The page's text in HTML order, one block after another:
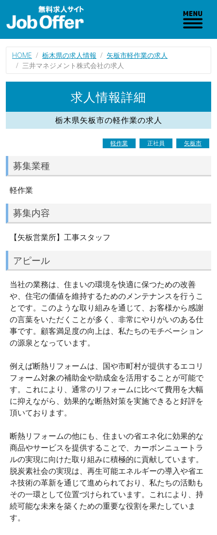
HOME 栃木県の求人情報
矢板市軽作業の求人
三井マネジメント株式会社の求人
求人情報詳細
栃木県矢板市の軽作業の求人
軽作業 正社員 矢板市
募集業種
軽作業
募集内容
【矢板営業所】工事スタッフ
アピール
当社の業務は、住まいの環境を快適に保つための改善
や、住宅の価値を維持するためのメンテナンスを行うこ
とです。このような取り組みを通じて、お客様から感謝
の言葉をいただくことが多く、非常にやりがいのある仕
事です。顧客満足度の向上は、私たちのモチベーション
の源泉となっています。
例えば断熱リフォームは、国や市町村が提供するエコリ
フォーム対象の補助金や助成金を活用することが可能で
す。これにより、通常のリフォームに比べて費用を大幅
に抑えながら、効果的な断熱対策を実施できると好評を
頂いております。
断熱リフォームの他にも、住まいの省エネ化に効果的な
商品やサービスを提供することで、カーボンニュートラ
ルの実現に向けた取り組みに積極的に貢献しています。
脱炭素社会の実現は、再生可能エネルギーの導入や省エ
ネ技術の革新を通じて進められており、私たちの活動も
その一環として位置づけられています。これにより、持
続可能な未来を築くための重要な役割を果たしていま
す。